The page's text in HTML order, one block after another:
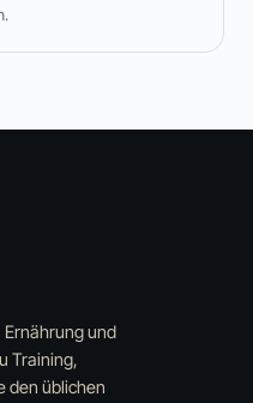
und
Training,
den üblichen